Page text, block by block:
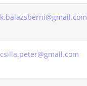
k.balazsberni@gmail.com
csilla.peter@gmail.com